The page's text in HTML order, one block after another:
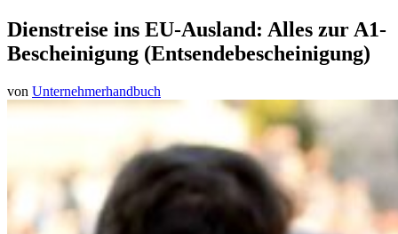
Dienstreise ins EU-Ausland: Alles zur A1-
Bescheinigung (Entsendebescheinigung)
von Unternehmerhandbuch